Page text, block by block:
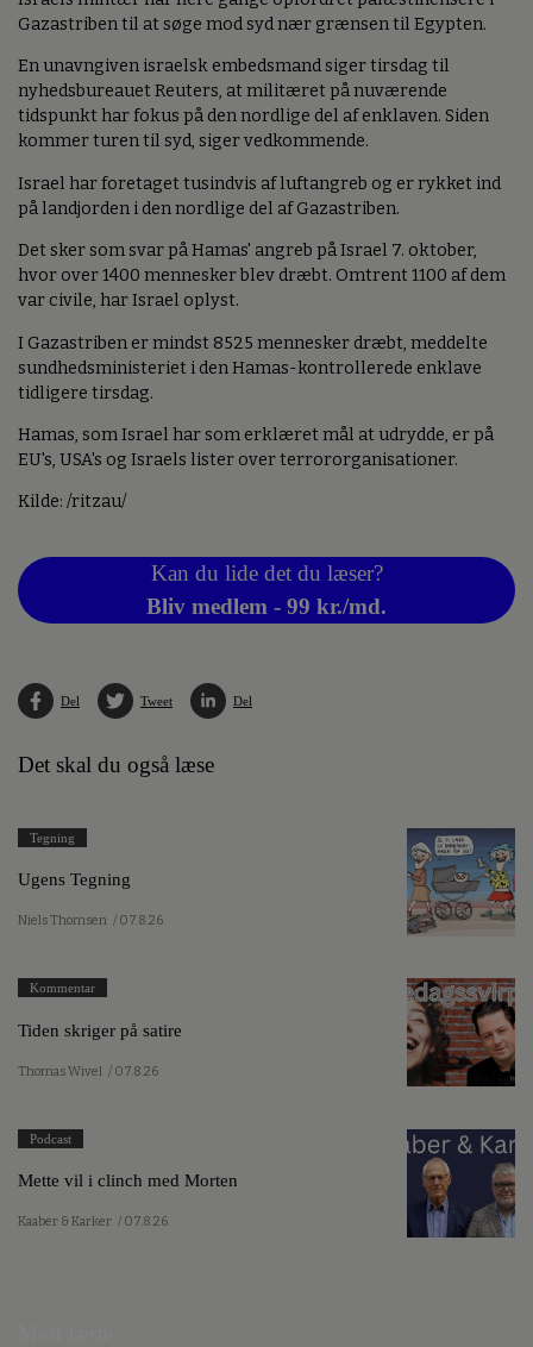
Gazastriben til at søge mod syd nær grænsen til Egypten.
En unavngiven israelsk embedsmand siger tirsdag til
nyhedsbureauet Reuters, at militæret på nuværende
tidspunkt har fokus på den nordlige del af enklaven. Siden
kommer turen til syd, siger vedkommende.
Israel har foretaget tusindvis af luftangreb og er rykket ind
på landjorden i den nordlige del af Gazastriben.
Det sker som svar på Hamas' angreb på Israel 7. oktober,
hvor over 1400 mennesker blev dræbt. Omtrent 1100 af dem
var civile, har Israel oplyst.
I Gazastriben er mindst 8525 mennesker dræbt, meddelte
sundhedsministeriet i den Hamas-kontrollerede enklave
tidligere tirsdag.
Hamas, som Israel har som erklæret mål at udrydde, er på
EU's, USA's og Israels lister over terrororganisationer.
Kilde: /ritzau/
Kan du lide det du læser?
Bliv medlem - 99 kr./md.
Del Tweet Del
Det skal du også læse
Tegning
Ugens Tegning
Niels Thomsen / 07.8.26
Kommentar
Tiden skriger på satire
Thomas Wivel / 07.8.26
Podcast
Mette vil i clinch med Morten
Kaaber & Karker / 07.8.26